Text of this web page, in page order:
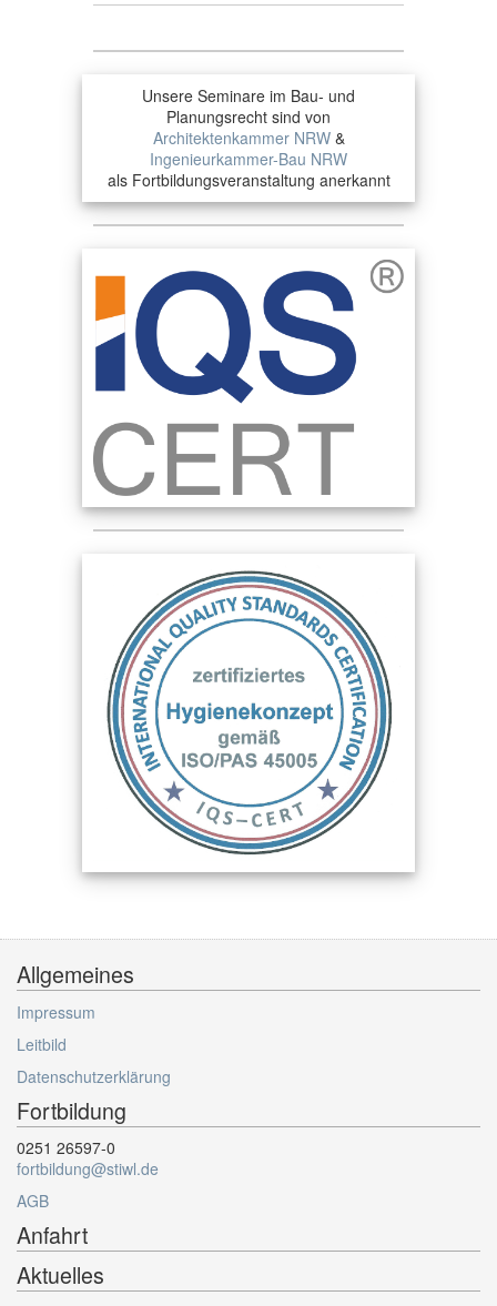
Unsere Seminare im Bau- und
Planungsrecht sind von
Architektenkammer NRW&
Ingenieurkammer-Bau NRW
als Fortbildungsveranstaltung anerkannt
Allgemeines
Impressum
Leitbild
Datenschutzerklärung
Fortbildung
0251 26597-0
fortbildung@stiwl.de
AGB
Anfahrt
Aktuelles